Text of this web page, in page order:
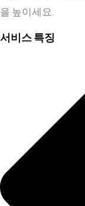
을 높이세요.
서비스 특징